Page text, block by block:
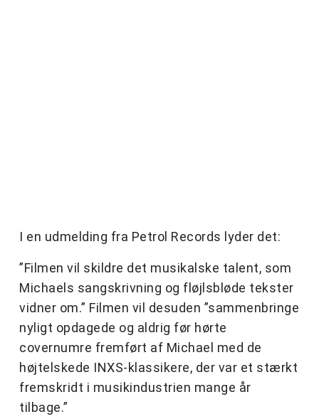
I en udmelding fra Petrol Records lyder det:
”Filmen vil skildre det musikalske talent, som
Michaels sangskrivning og fløjlsbløde tekster
vidner om.” Filmen vil desuden ”sammenbringe
nyligt opdagede og aldrig før hørte
covernumre fremført af Michael med de
højtelskede INXS-klassikere, der var et stærkt
fremskridt i musikindustrien mange år
tilbage.”